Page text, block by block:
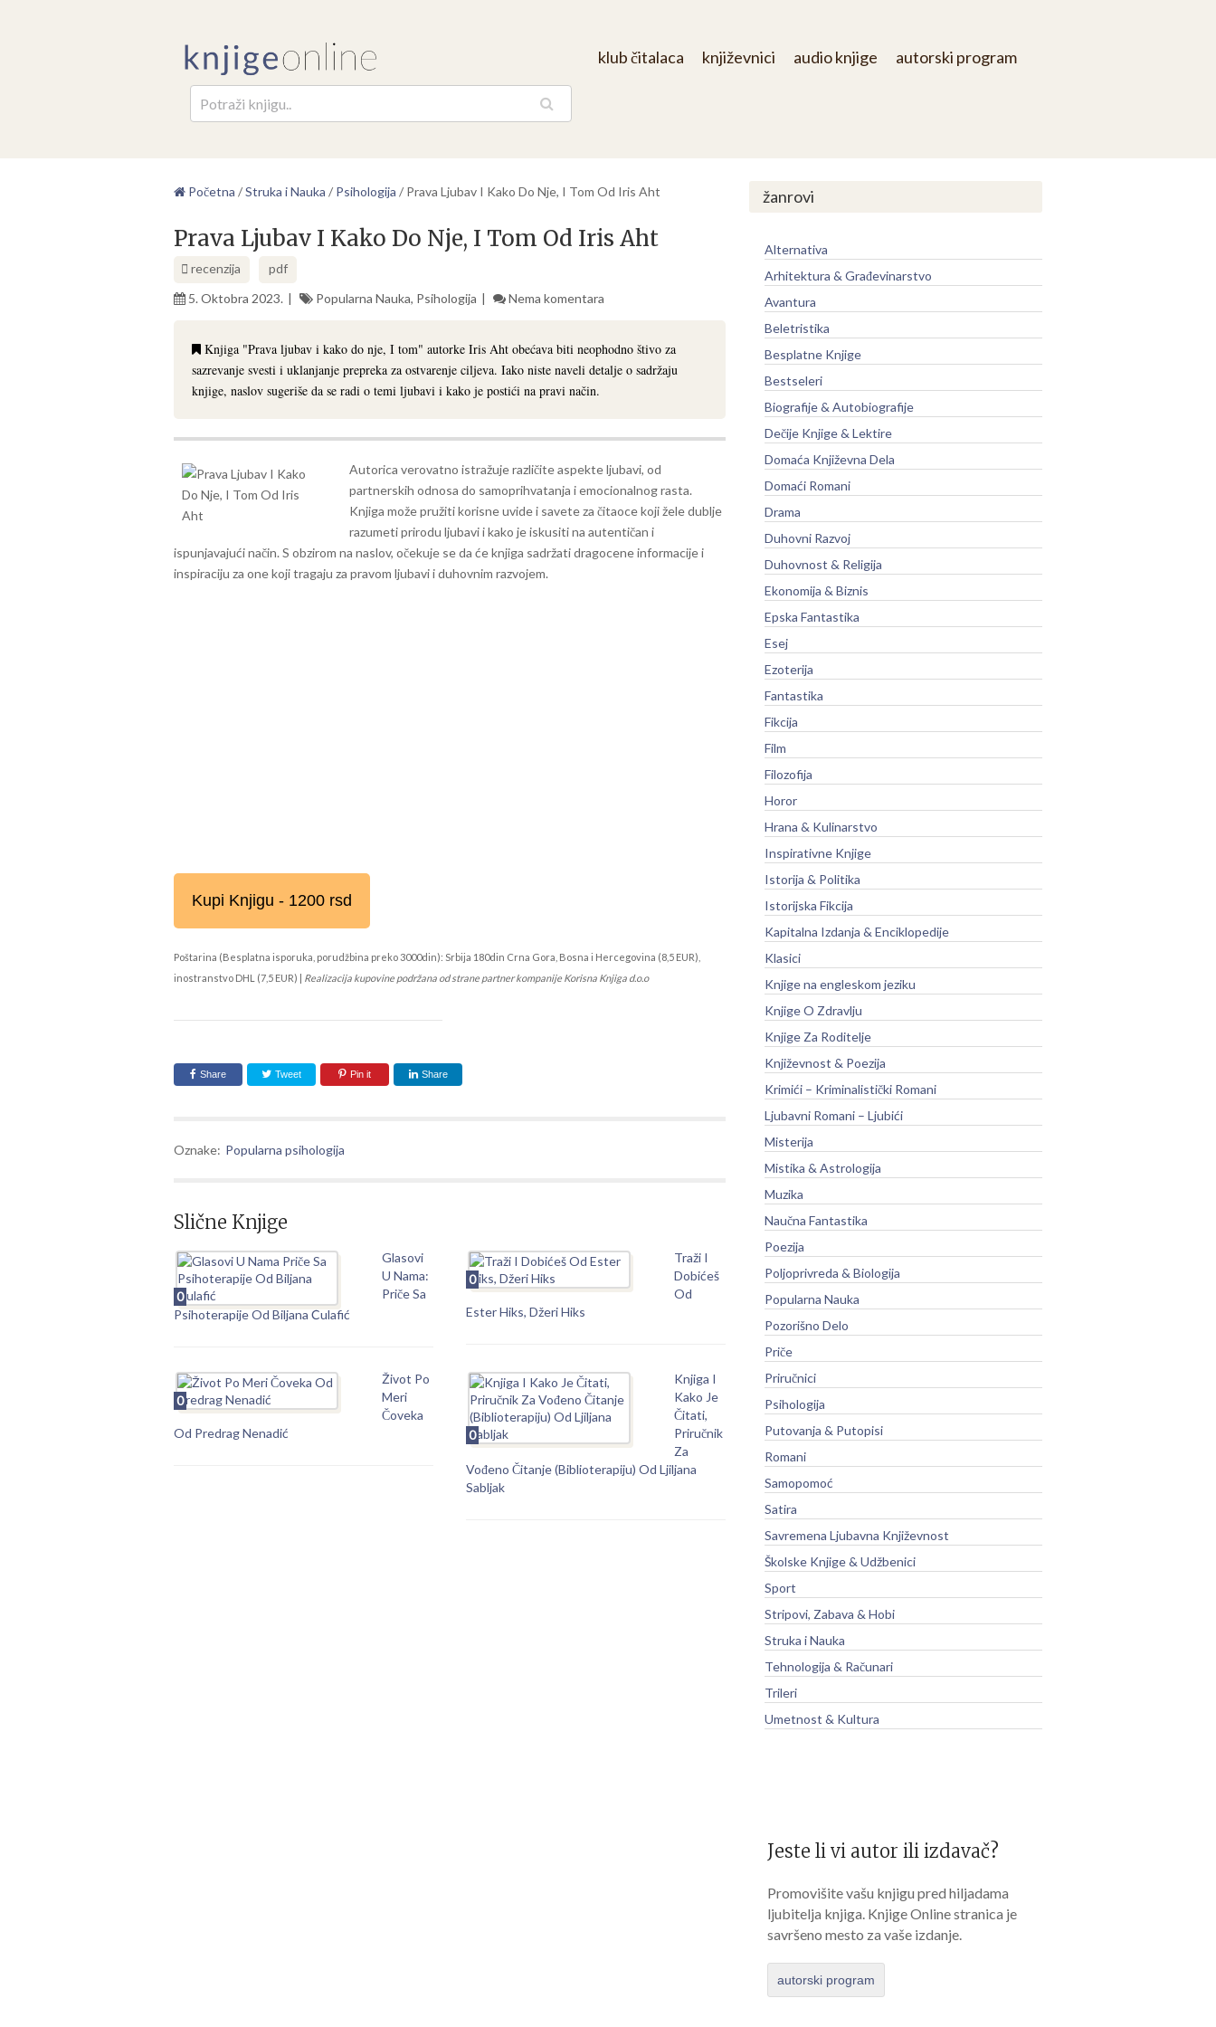
klub čitalaca književnici audio knjige autorski program
Početna /Struka i Nauka / Psihologija / Prava Ljubav I Kako Do Nje, I Tom Od Iris Aht
Prava Ljubav I Kako Do Nje, I Tom Od Iris Aht
recenzija
pdf
5. Oktobra 2023.
Popularna Nauka, Psihologija Nema komentara
Knjiga "Prava ljubav i kako do nje, I tom" autorke Iris Aht obećava biti neophodno štivo za
sazrevanje svesti i uklanjanje prepreka za ostvarenje ciljeva. Iako niste naveli detalje o sadržaju
knjige, naslov sugeriše da se radi o temi ljubavi i kako je postići na pravi način.
Autorica verovatno istražuje različite aspekte ljubavi, od
partnerskih odnosa do samoprihvatanja i emocionalnog rasta.
Knjiga može pružiti korisne uvide i savete za čitaoce koji žele dublje
razumeti prirodu ljubavi i kako je iskusiti na autentičan i
ispunjavajući način. S obzirom na naslov, očekuje se da će knjiga sadržati dragocene informacije i
inspiraciju za one koji tragaju za pravom ljubavi i duhovnim razvojem.
Kupi Knjigu - 1200 rsd
Poštarina (Besplatna isporuka, porudžbina preko 3000din): Srbija 180din Crna Gora, Bosna i Hercegovina (8,5 EUR),
inostranstvo DHL (7,5 EUR) | Realizacija kupovine podržana od strane partner kompanije Korisna Knjiga d.o.o
Share Tweet Pin it Share
Oznake: Popularna psihologija
Slične Knjige
0
Glasovi
U Nama:
Priče Sa
Psihoterapije Od Biljana Ćulafić
0
Traži I
Dobićeš
Od
Ester Hiks, Džeri Hiks
0
Život Po
Meri
Čoveka
Od Predrag Nenadić
0
Knjiga I
Kako Je
Čitati,
Priručnik
Za
Vođeno Čitanje (Biblioterapiju) Od Ljiljana
Sabljak
žanrovi
Alternativa
Arhitektura & Građevinarstvo
Avantura
Beletristika
Besplatne Knjige
Bestseleri
Biografije & Autobiografije
Dečije Knjige & Lektire
Domaća Književna Dela
Domaći Romani
Drama
Duhovni Razvoj
Duhovnost & Religija
Ekonomija & Biznis
Epska Fantastika
Esej
Ezoterija
Fantastika
Fikcija
Film
Filozofija
Horor
Hrana & Kulinarstvo
Inspirativne Knjige
Istorija & Politika
Istorijska Fikcija
Kapitalna Izdanja & Enciklopedije
Klasici
Knjige na engleskom jeziku
Knjige O Zdravlju
Knjige Za Roditelje
Književnost & Poezija
Krimići – Kriminalistički Romani
Ljubavni Romani – Ljubići
Misterija
Mistika & Astrologija
Muzika
Naučna Fantastika
Poezija
Poljoprivreda & Biologija
Popularna Nauka
Pozorišno Delo
Priče
Priručnici
Psihologija
Putovanja & Putopisi
Romani
Samopomoć
Satira
Savremena Ljubavna Književnost
Školske Knjige & Udžbenici
Sport
Stripovi, Zabava & Hobi
Struka i Nauka
Tehnologija & Računari
Trileri
Umetnost & Kultura
Jeste li vi autor ili izdavač?
Promovišite vašu knjigu pred hiljadama
ljubitelja knjiga. Knjige Online stranica je
savršeno mesto za vaše izdanje.
autorski program